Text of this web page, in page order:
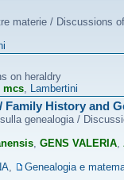
materie / Discussions
on heraldry
mcs Lambertini
Family History and
genealogia /
GENS VALERIA
Genealogia e